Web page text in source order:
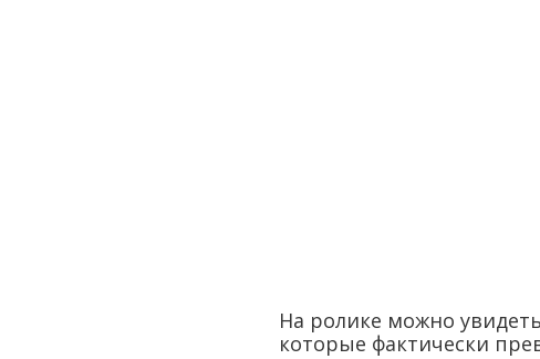
На ролике можно
которые фактически